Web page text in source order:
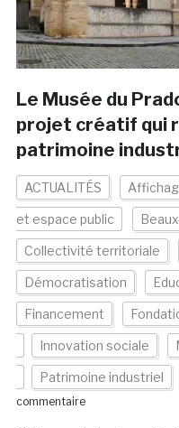
Le Musée du
projet créatif qui
patrimoine
ACTUALITÉS
et espace public
Collectivité territoriale
Démocratisation
Financement
Innovation sociale
Patrimoine industriel
commentaire